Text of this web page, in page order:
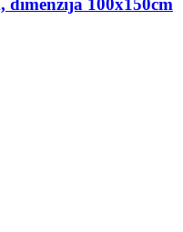
dimenzija 100x150cm